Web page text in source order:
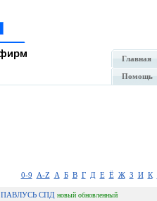
Главная
Помощь
0-9 A-Z А Б В Г Д Е Ё Ж З И К
ПАВЛУСЬ СПД новый обновленный